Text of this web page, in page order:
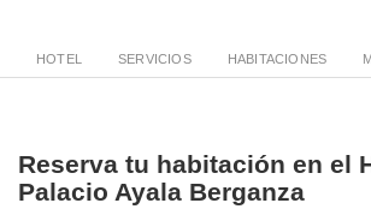
HOTEL SERVICIOS HABITACIONES
Reserva tu habitación en el
Palacio Ayala Berganza